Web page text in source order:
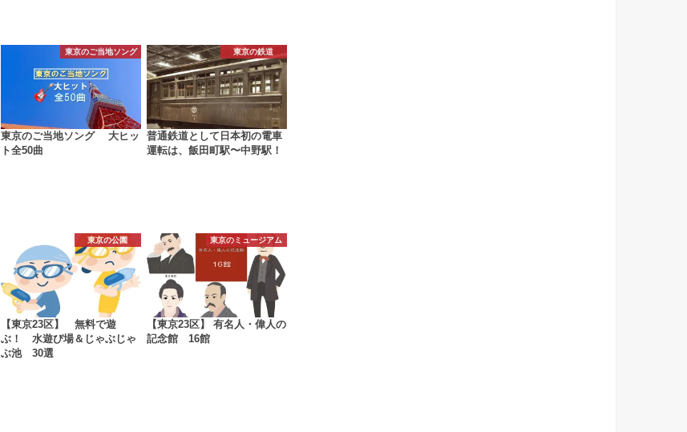
東京のご当地ソング
東京のご当地ソング 大ヒッ
ト全50曲
東京の鉄道
普通鉄道として日本初の電車
運転は、飯田町駅〜中野駅！
東京の公園
【東京23区】 無料で遊
ぶ！ 水遊び場＆じゃぶじゃ
ぶ池 30選
東京のミュージアム
【東京23区】 有名人・偉人の
記念館 16館